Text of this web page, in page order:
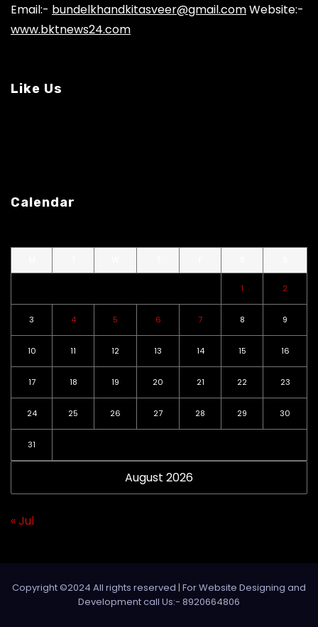
Email:- bundelkhandkitasveer@gmail.comWebsite:-
www.bktnews24.com
Like Us
Calendar
August 2026
1 2
3 4 5 6 7 8 9
10 11 12 13 14 15 16
17 18 19 20 21 22 23
24 25 26 27 28 29 30
31
« Jul
Copyright ©2024 All rights reserved | For Website Designing and
Development call Us:- 8920664806